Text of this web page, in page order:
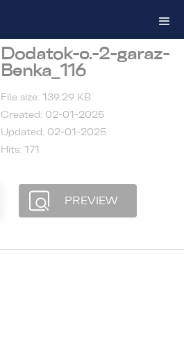
Dodatok-c.-2-garaz-
Benka_116
File size: 139.29 KB
Created: 02-01-2025
Updated: 02-01-2025
Hits: 171
PREVIEW